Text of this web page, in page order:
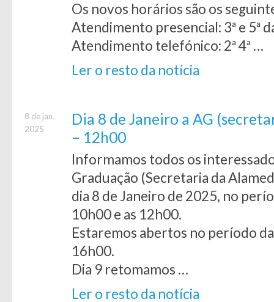
Os novos horários são os
Atendimento presencial: 3ª e 5ª
Atendimento telefónico: 2ª 4ª …
Ler o resto da notícia
8 de jan.
2025
Dia 8 de Janeiro a AG
– 12h00
Informamos todos os
Graduação (Secretaria da
dia 8 de Janeiro de 2025, no
10h00 e as 12h00.
Estaremos abertos no período
16h00.
Dia 9 retomamos …
Ler o resto da notícia